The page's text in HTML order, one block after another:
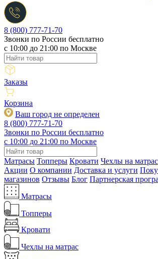
8 (800) 777-71-70
Звонки по России бесплатно
c 10:00 до 21:00 по Москве
Заказы
Корзина
Ваш город не определен
8 (800) 777-71-70
Звонки по России бесплатно
c 10:00 до 21:00 по Москве
Матрасы Топперы Кровати Чехлы на матрас
Акции О компании Доставка и услуги
магазинов Отзывы Блог Партнерская
Матрасы
Топперы
Кровати
Чехлы на матрас